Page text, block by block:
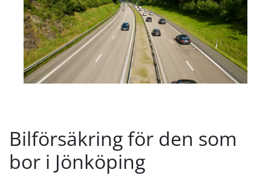
Bilförsäkring för den som
bor i Jönköping